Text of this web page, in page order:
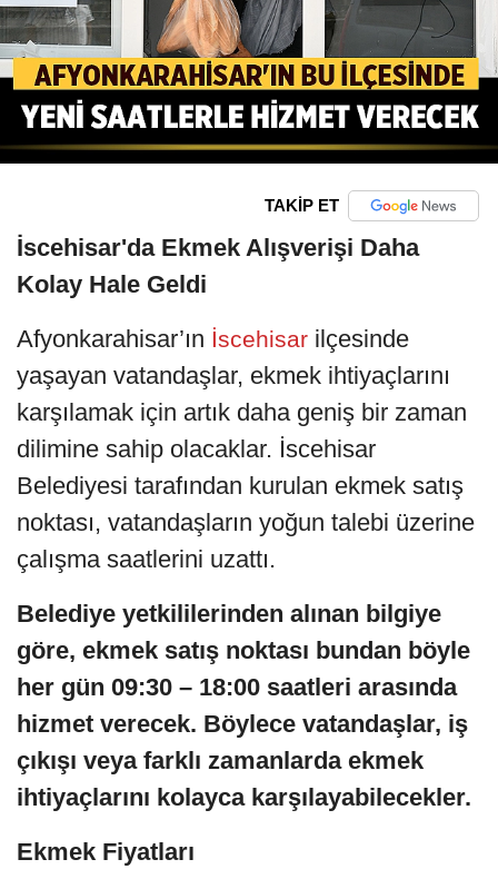
TAKİP ET
İscehisar'da Ekmek Alışverişi Daha
Kolay Hale Geldi
Afyonkarahisar’ın İscehisar ilçesinde
yaşayan vatandaşlar, ekmek ihtiyaçlarını
karşılamak için artık daha geniş bir zaman
dilimine sahip olacaklar. İscehisar
Belediyesi tarafından kurulan ekmek satış
noktası, vatandaşların yoğun talebi üzerine
çalışma saatlerini uzattı.
Belediye yetkililerinden alınan bilgiye
göre, ekmek satış noktası bundan böyle
her gün 09:30 – 18:00 saatleri arasında
hizmet verecek. Böylece vatandaşlar, iş
çıkışı veya farklı zamanlarda ekmek
ihtiyaçlarını kolayca karşılayabilecekler.
Ekmek Fiyatları